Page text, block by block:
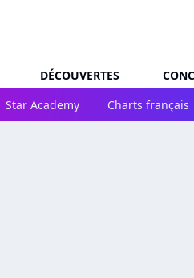
DÉCOUVERTES
Star Academy Charts français